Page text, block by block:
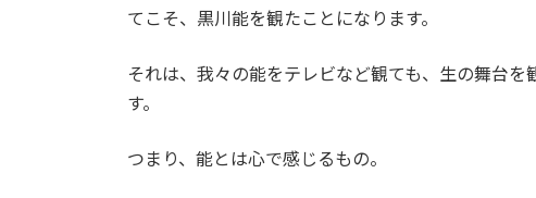
てこそ、黒川能を観たことになります。
それは、我々の能をテレビなど観ても、生の舞台
す。
つまり、能とは心で感じるもの。